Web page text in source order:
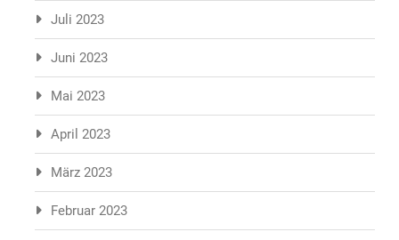
Juli 2023
Juni 2023
Mai 2023
April 2023
März 2023
Februar 2023